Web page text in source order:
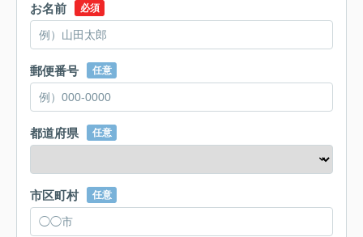
お名前 必須
郵便番号 任意
都道府県 任意
市区町村 任意